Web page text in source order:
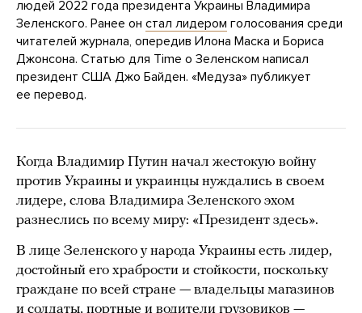
людей 2022 года президента Украины Владимира
Зеленского. Ранее он стал лидером голосования среди
читателей журнала, опередив Илона Маска и Бориса
Джонсона. Статью для Time о Зеленском написал
президент США Джо Байден. «Медуза» публикует
ее перевод.
Когда Владимир Путин начал жестокую войну
против Украины и украинцы нуждались в своем
лидере, слова Владимира Зеленского эхом
разнеслись по всему миру: «Президент здесь».
В лице Зеленского у народа Украины есть лидер,
достойный его храбрости и стойкости, поскольку
граждане по всей стране — владельцы магазинов
и солдаты, портные и водители грузовиков —